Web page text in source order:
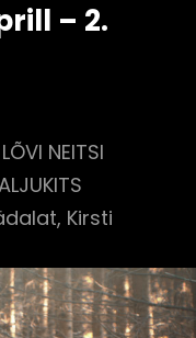
– 2.
NEITSI
Kirsti